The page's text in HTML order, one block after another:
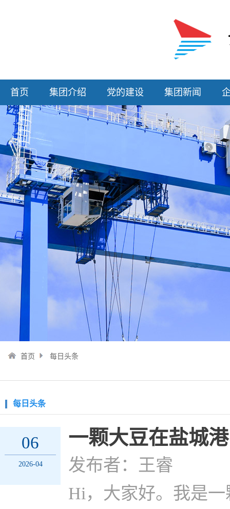
首页 集团介绍 党的建设 集团新闻
首页 每日头条
每日头条
06
2026-04
一颗大豆在盐城
发布者：王睿
​Hi，大家好。我是